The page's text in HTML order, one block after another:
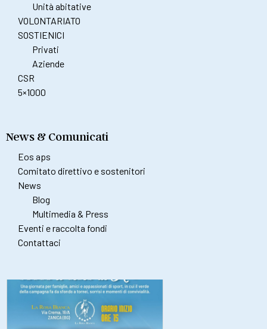
Unità abitative
VOLONTARIATO
SOSTIENICI
Privati
Aziende
CSR
5×1000
News & Comunicati
Eos aps
Comitato direttivo e sostenitori
News
Blog
Multimedia & Press
Eventi e raccolta fondi
Contattaci